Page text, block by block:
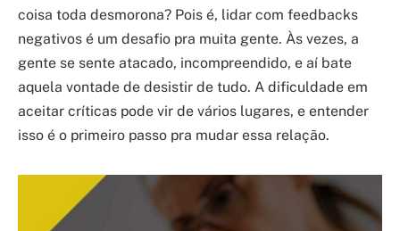
coisa toda desmorona? Pois é, lidar com feedbacks
negativos é um desafio pra muita gente. Às vezes, a
gente se sente atacado, incompreendido, e aí bate
aquela vontade de desistir de tudo. A dificuldade em
aceitar críticas pode vir de vários lugares, e entender
isso é o primeiro passo pra mudar essa relação.